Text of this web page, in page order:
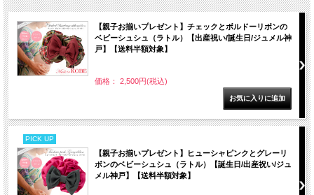
【親子お揃いプレゼント】チェックとボルドーリボンの
ベビーシュシュ（ラトル）【出産祝い/誕生日/ジュメル神
戸】【送料半額対象】
価格： 2,500円(税込)
PICK UP
【親子お揃いプレゼント】ヒューシャピンクとグレーリ
ボンのベビーシュシュ（ラトル）【誕生日/出産祝い/ジュ
メル神戸】【送料半額対象】